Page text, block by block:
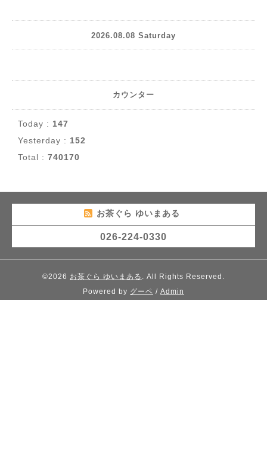
2026.08.08 Saturday
カウンター
Today : 147
Yesterday : 152
Total : 740170
お茶ぐら ゆいまある
026-224-0330
©2026 お茶ぐら ゆいまある . All Rights Reserved.
Powered by グーペ / Admin